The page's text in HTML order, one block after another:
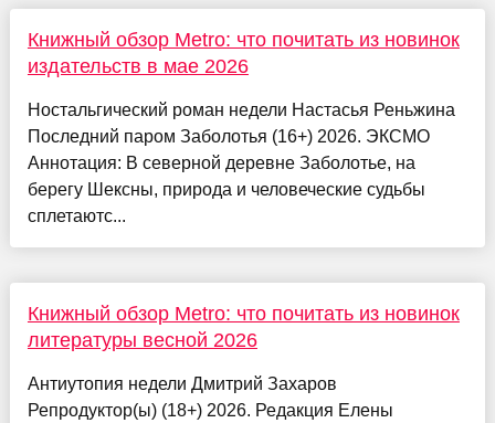
Книжный обзор Metro: что почитать из новинок
издательств в мае 2026
Ностальгический роман недели Настасья Реньжина
Последний паром Заболотья (16+) 2026. ЭКСМО
Аннотация: В северной деревне Заболотье, на
берегу Шексны, природа и человеческие судьбы
сплетаютс...
Книжный обзор Metro: что почитать из новинок
литературы весной 2026
Антиутопия недели Дмитрий Захаров
Репродуктор(ы) (18+) 2026. Редакция Елены